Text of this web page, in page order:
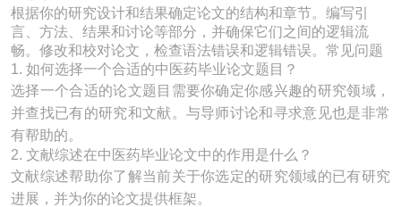
根据你的研究设计和结果确定论文的结构和章节。编写引
言、方法、结果和讨论等部分，并确保它们之间的逻辑流
畅。修改和校对论文，检查语法错误和逻辑错误。常见问题
1. 如何选择一个合适的中医药毕业论文题目？
选择一个合适的论文题目需要你确定你感兴趣的研究领域，
并查找已有的研究和文献。与导师讨论和寻求意见也是非常
有帮助的。
2. 文献综述在中医药毕业论文中的作用是什么？
文献综述帮助你了解当前关于你选定的研究领域的已有研究
进展，并为你的论文提供框架。